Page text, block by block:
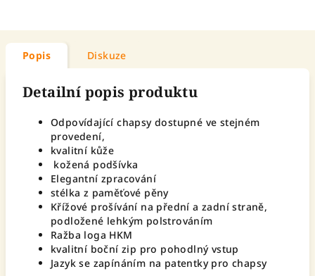
Popis Diskuze
Detailní popis produktu
Odpovídající chapsy dostupné ve stejném
provedení,
kvalitní kůže
kožená podšívka
Elegantní zpracování
stélka z paměťové pěny
Křížové prošívání na přední a zadní straně,
podložené lehkým polstrováním
Ražba loga HKM
kvalitní boční zip pro pohodlný vstup
Jazyk se zapínáním na patentky pro chapsy